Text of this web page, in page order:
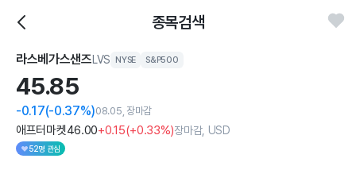
종목검색
라스베가스샌즈LVS NYSE S&P500
45.85
-0.17(-0.37%)08.05, 장마감
애프터마켓46.00+0.15(+0.33%)장마감, USD
52명 관심